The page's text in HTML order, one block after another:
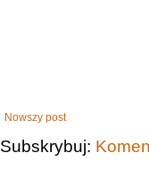
Nowszy post
Subskrybuj: